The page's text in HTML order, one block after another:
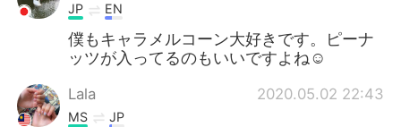
JP EN
僕もキャラメルコーン大好きです。ピーナ
ッツが入ってるのもいいですよね☺️
Lala 2020.05.02 22:43
MS JP